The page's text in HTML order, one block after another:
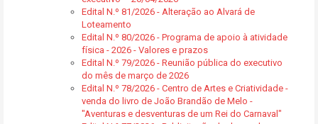
Edital N.º 81/2026 - Alteração ao Alvará de
Loteamento
Edital N.º 80/2026 - Programa de apoio à atividade
física - 2026 - Valores e prazos
Edital N.º 79/2026 - Reunião pública do executivo
do mês de março de 2026
Edital N.º 78/2026 - Centro de Artes e Criatividade -
venda do livro de João Brandão de Melo -
"Aventuras e desventuras de um Rei do Carnaval"